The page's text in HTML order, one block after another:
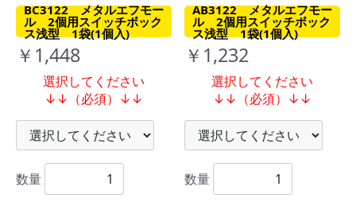
BC3122 メタルエフモー
ル 2個用スイッチボック
ス浅型 1袋(1個入)
￥1,448
選択してください
↓↓（必須）↓↓
数量
AB3122 メタルエフモー
ル 2個用スイッチボック
ス浅型 1袋(1個入)
￥1,232
選択してください
↓↓（必須）↓↓
数量